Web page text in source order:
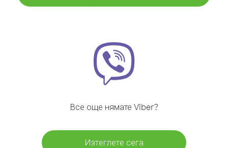
Все още нямате Viber?
Изтеглете сега